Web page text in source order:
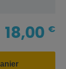
18,00 €